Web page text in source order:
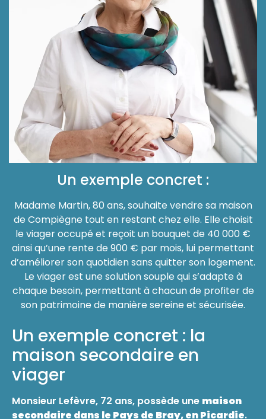
Un exemple concret :
Madame Martin, 80 ans, souhaite vendre sa maison
de Compiègne tout en restant chez elle. Elle choisit
le viager occupé et reçoit un bouquet de 40 000 €
ainsi qu’une rente de 900 € par mois, lui permettant
d’améliorer son quotidien sans quitter son logement.
Le viager est une solution souple qui s’adapte à
chaque besoin, permettant à chacun de profiter de
son patrimoine de manière sereine et sécurisée.
Un exemple concret : la
maison secondaire en
viager
Monsieur Lefèvre, 72 ans, possède une maison
secondaire dans le Pays de Bray, en Picardie.